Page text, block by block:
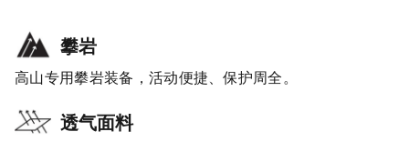
攀岩
高山专用攀岩装备，活动便捷、保护周全。
透气面料